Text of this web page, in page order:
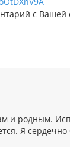
с Вашей
и родным.
Я сердечно